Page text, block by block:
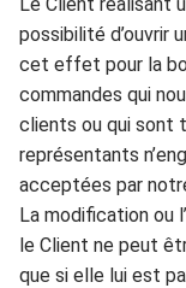
possibilité d’ouvrir
cet effet pour la bo
commandes qui
clients ou qui sont
représentants
acceptées par
La modification ou l
le Client ne peut
que si elle lui est